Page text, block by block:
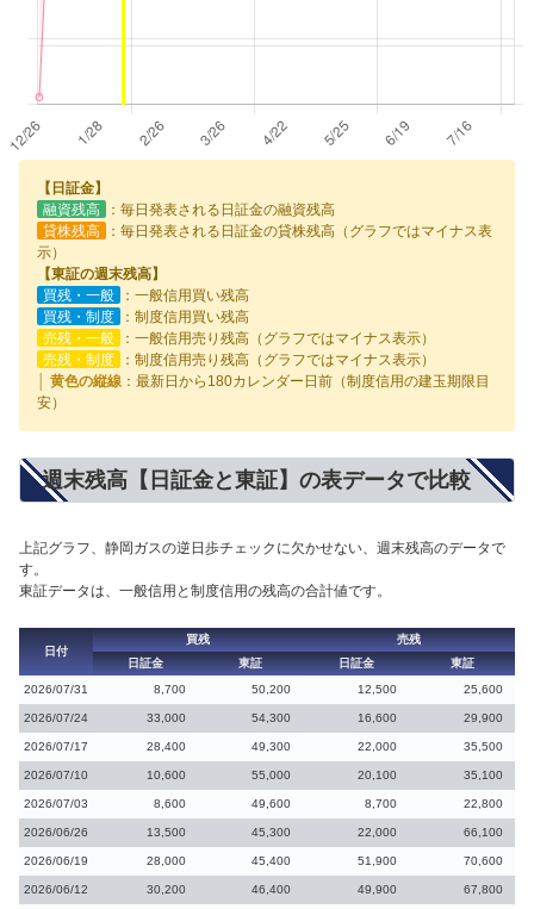
【日証金】
融資残高
：毎日発表される日証金の融資残高
貸株残高
：毎日発表される日証金の貸株残高（グラフではマイナス表
示）
【東証の週末残高】
買残・一般
：一般信用買い残高
買残・制度
：制度信用買い残高
売残・一般
：一般信用売り残高（グラフではマイナス表示）
売残・制度
：制度信用売り残高（グラフではマイナス表示）
│ 黄色の縦線 ：最新日から180カレンダー日前（制度信用の建玉期限目
安）
週末残高【日証金と東証】の表データで比較
上記グラフ、静岡ガスの逆日歩チェックに欠かせない、週末残高のデータで
す。
東証データは、一般信用と制度信用の残高の合計値です。
日付
買残
売残
日証金
東証 日証金
東証
2026/07/31
8,700 50,200 12,500 25,600
2026/07/24 33,000 54,300 16,600 29,900
2026/07/17 28,400 49,300 22,000 35,500
2026/07/10 10,600 55,000 20,100 35,100
2026/07/03 8,600 49,600 8,700 22,800
2026/06/26 13,500 45,300 22,000 66,100
2026/06/19 28,000 45,400 51,900 70,600
2026/06/12 30,200 46,400 49,900 67,800